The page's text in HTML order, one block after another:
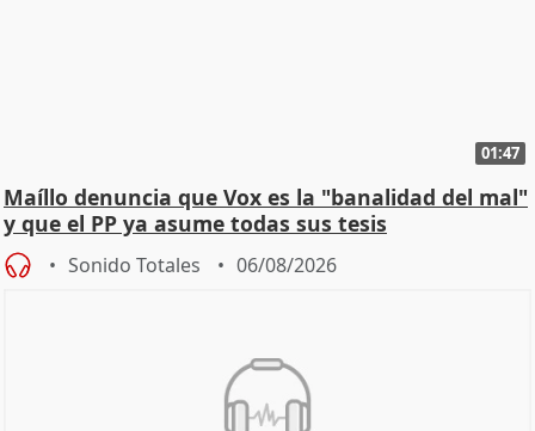
01:47
Maíllo denuncia que Vox es la "banalidad del mal"
y que el PP ya asume todas sus tesis
Sonido Totales 06/08/2026